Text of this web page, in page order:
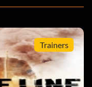
Trainers